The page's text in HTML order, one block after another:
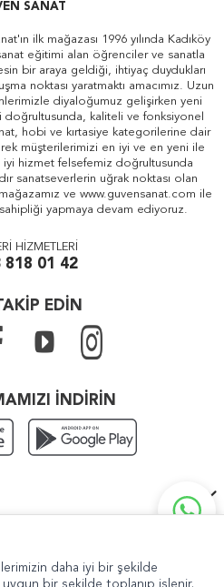
SANAT
ilk mağazası 1996 yılında Kadıköy
eğitimi alan öğrenciler ve sanatla
bir araya geldiği, ihtiyaç duydukları
noktası yaratmaktı amacımız. Uzun
diyaloğumuz gelişirken yeni
kaliteli ve fonksiyonel
hobi ve kırtasiye kategorilerine dair
müşterilerimizi en iyi ve en yeni ile
iyi hizmet felsefemiz doğrultusunda
sanatseverlerin uğrak noktası olan
mağazamız ve www.guvensanat.com ile
sahipliği yapmaya devam ediyoruz.
HİZMETLERİ
818 01 42
EDİN
İNDİRİN
daha iyi bir şekilde
uygun bir şekilde toplanıp işlenir.